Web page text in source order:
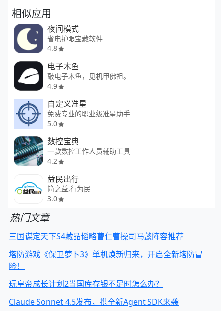
相似应用
夜间模式
省电护眼宝藏软件
4.8
电子木鱼
敲电子木鱼，见机甲佛祖。
4.9
自定义准星
免费专业的职业级准星助手
5.0
数控宝典
一款数控工作人员辅助工具
4.2
益民出行
简之益,行为民
3.0
热门文章
三国谋定天下S4藏品韬略曹仁曹操司马懿阵容推荐
塔防游戏《保卫萝卜3》单机焕新归来，开启全新塔防冒
险！
玩皇帝成长计划2当国库存银不足时怎么办？
Claude Sonnet 4.5发布，携全新Agent SDK来袭